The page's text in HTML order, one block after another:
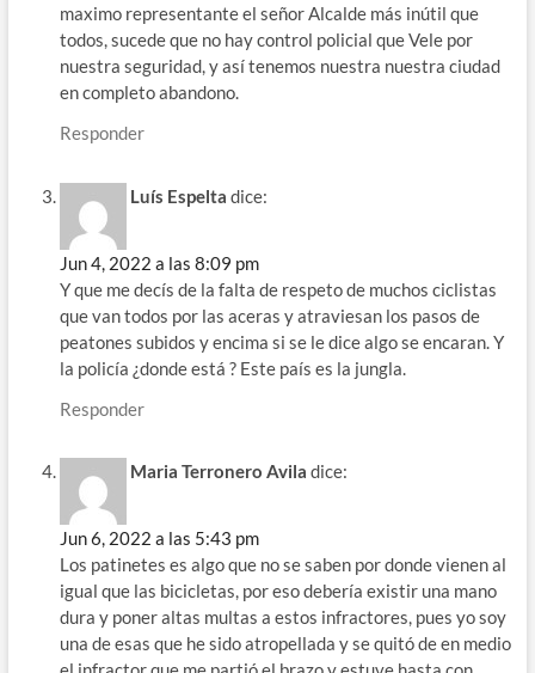
maximo representante el señor Alcalde más inútil que
todos, sucede que no hay control policial que Vele por
nuestra seguridad, y así tenemos nuestra nuestra ciudad
en completo abandono.
Responder
Luís Espelta dice:
Jun 4, 2022 a las 8:09 pm
Y que me decís de la falta de respeto de muchos ciclistas
que van todos por las aceras y atraviesan los pasos de
peatones subidos y encima si se le dice algo se encaran. Y
la policía ¿donde está ? Este país es la jungla.
Responder
Maria Terronero Avila dice:
Jun 6, 2022 a las 5:43 pm
Los patinetes es algo que no se saben por donde vienen al
igual que las bicicletas, por eso debería existir una mano
dura y poner altas multas a estos infractores, pues yo soy
una de esas que he sido atropellada y se quitó de en medio